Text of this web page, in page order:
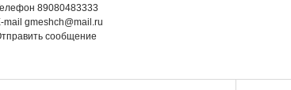
89080483333
mail gmeshch@mail.ru
сообщение